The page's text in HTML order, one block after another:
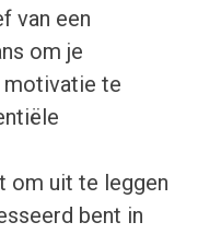
van een
om je
motivatie te
om uit te leggen
bent in